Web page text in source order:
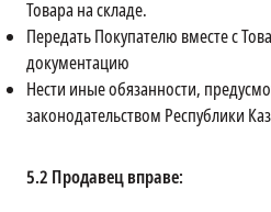
Товара на складе.
Передать Покупателю вместе с
документацию
Нести иные обязанности,
законодательством Республики
5.2 Продавец вправе: